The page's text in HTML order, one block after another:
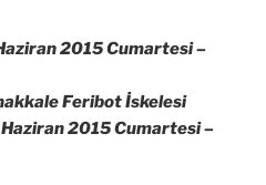
2015 Cumartesi –
Feribot İskelesi
2015 Cumartesi –